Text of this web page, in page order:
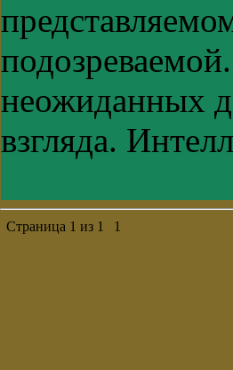
неожиданных
взгляда.
Страница 1 из 1 1